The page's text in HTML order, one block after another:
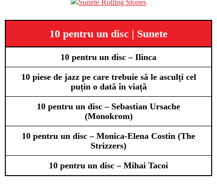
10 pentru un disc | Sunete
10 pentru un disc – Ilinca
10 piese de jazz pe care trebuie să le asculți cel
puțin o dată în viață
10 pentru un disc – Sebastian Ursache
(Monokrom)
10 pentru un disc – Monica-Elena Costin (The
Strizzers)
10 pentru un disc – Mihai Tacoi